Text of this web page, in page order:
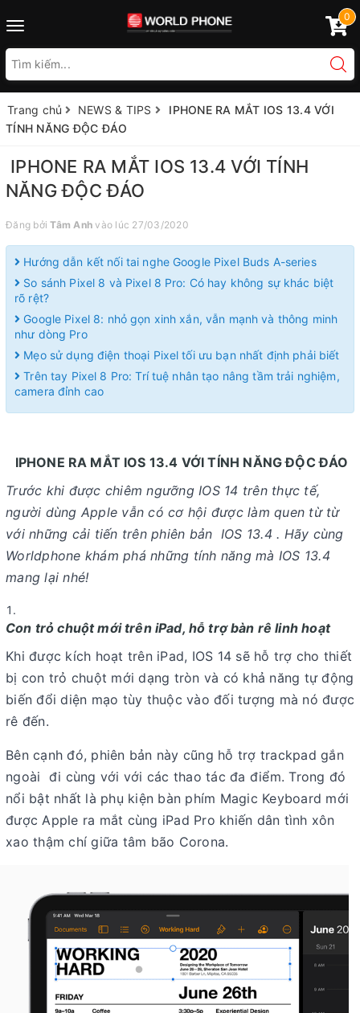
Toggle
0
Trang chủ NEWS & TIPS
IPHONE RA MẮT IOS 13.4 VỚI
TÍNH NĂNG ĐỘC ĐÁO
IPHONE RA MẮT IOS 13.4 VỚI TÍNH
NĂNG ĐỘC ĐÁO
Đăng bởiTâm Anh vào lúc 27/03/2020
Hướng dẫn kết nối tai nghe Google Pixel Buds A-series
So sánh Pixel 8 và Pixel 8 Pro: Có hay không sự khác biệt
rõ rệt?
Google Pixel 8: nhỏ gọn xinh xắn, vẫn mạnh và thông minh
như dòng Pro
Mẹo sử dụng điện thoại Pixel tối ưu bạn nhất định phải biết
Trên tay Pixel 8 Pro: Trí tuệ nhân tạo nâng tầm trải nghiệm,
camera đỉnh cao
IPHONE RA MẮT IOS 13.4 VỚI TÍNH NĂNG ĐỘC ĐÁO
Trước khi được chiêm ngưỡng IOS 14 trên thực tế,
người dùng Apple vẫn có cơ hội được làm quen từ từ
với những cải tiến trên phiên bản IOS 13.4 . Hãy cùng
Worldphone khám phá những tính năng mà IOS 13.4
mang lại nhé!
Con trỏ chuột mới trên iPad, hỗ trợ bàn rê linh hoạt
Khi được kích hoạt trên iPad, IOS 14 sẽ hỗ trợ cho thiết
bị con trỏ chuột mới dạng tròn và có khả năng tự động
biến đổi diện mạo tùy thuộc vào đối tượng mà nó được
rê đến.
Bên cạnh đó, phiên bản này cũng hỗ trợ trackpad gắn
ngoài đi cùng với với các thao tác đa điểm. Trong đó
nổi bật nhất là phụ kiện bàn phím Magic Keyboard mới
được Apple ra mắt cùng iPad Pro khiến dân tình xôn
xao thậm chí giữa tâm bão Corona.